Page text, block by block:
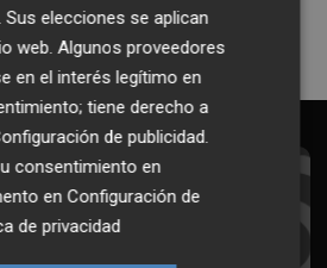
al Boletín
a primera hora en tu email
Sus elecciones se aplican
web. Algunos proveedores
en el interés legítimo en
tiene derecho a
de publicidad.
consentimiento en
enConfiguración de
de privacidad